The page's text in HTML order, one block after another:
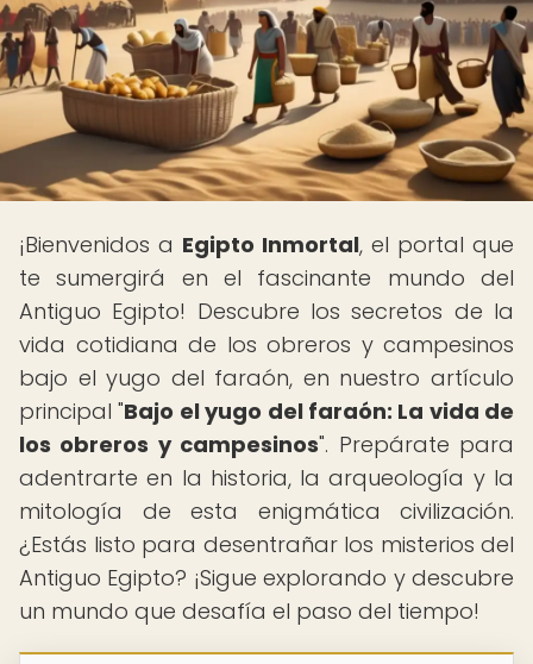
¡Bienvenidos a Egipto Inmortal, el portal que
te sumergirá en el fascinante mundo del
Antiguo Egipto! Descubre los secretos de la
vida cotidiana de los obreros y campesinos
bajo el yugo del faraón, en nuestro artículo
principal "Bajo el yugo del faraón: La vida de
los obreros y campesinos". Prepárate para
adentrarte en la historia, la arqueología y la
mitología de esta enigmática civilización.
¿Estás listo para desentrañar los misterios del
Antiguo Egipto? ¡Sigue explorando y descubre
un mundo que desafía el paso del tiempo!